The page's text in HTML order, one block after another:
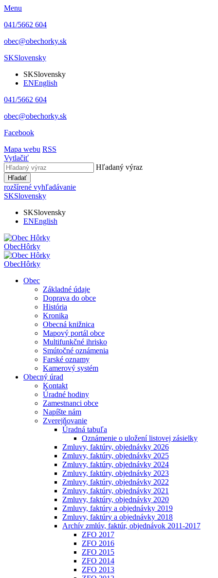
Menu
041/5662 604
obec@obechorky.sk
SKSlovensky
SKSlovensky
ENEnglish
041/5662 604
obec@obechorky.sk
Facebook
Mapa webu RSS
Vytlačiť
Hľadaný výraz
Hľadať
rozšírené vyhľadávanie
SKSlovensky
SKSlovensky
ENEnglish
ObecHôrky
ObecHôrky
Obec
Základné údaje
Doprava do obce
História
Kronika
Obecná knižnica
Mapový portál obce
Multifunkčné ihrisko
Smútočné oznámenia
Farské oznamy
Kamerový systém
Obecný úrad
Kontakt
Úradné hodiny
Zamestnanci obce
Napíšte nám
Zverejňovanie
Úradná tabuľa
Oznámenie o uložení listovej zásielky
Zmluvy, faktúry, objednávky 2026
Zmluvy, faktúry, objednávky 2025
Zmluvy, faktúry, objednávky 2024
Zmluvy, faktúry, objednávky 2023
Zmluvy, faktúry, objednávky 2022
Zmluvy, faktúry, objednávky 2021
Zmluvy, faktúry, objednávky 2020
Zmluvy, faktúry a objednávky 2019
Zmluvy, faktúry a objednávky 2018
Archív zmlúv, faktúr, objednávok 2011-2017
ZFO 2017
ZFO 2016
ZFO 2015
ZFO 2014
ZFO 2013